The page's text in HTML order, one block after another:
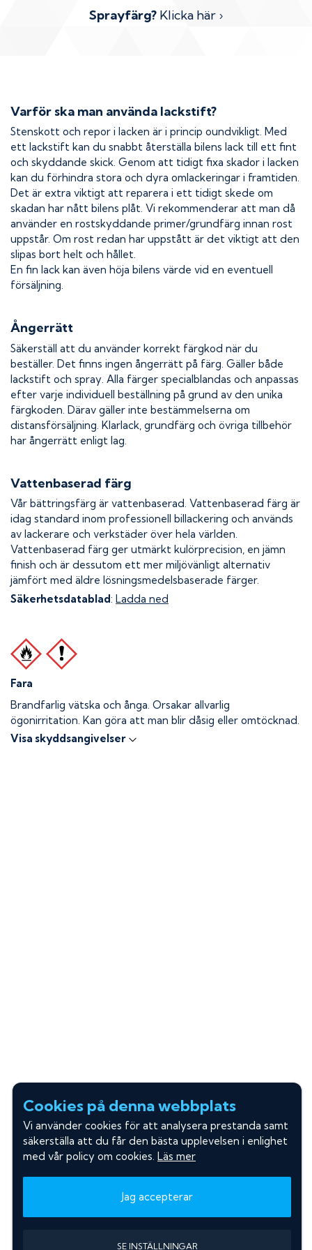
Sprayfärg? Klicka här ›
Varför ska man använda lackstift?
Stenskott och repor i lacken är i princip oundvikligt. Med
ett lackstift kan du snabbt återställa bilens lack till ett fint
och skyddande skick. Genom att tidigt fixa skador i lacken
kan du förhindra stora och dyra omlackeringar i framtiden.
Det är extra viktigt att reparera i ett tidigt skede om
skadan har nått bilens plåt. Vi rekommenderar att man då
använder en rostskyddande primer/grundfärg innan rost
uppstår. Om rost redan har uppstått är det viktigt att den
slipas bort helt och hållet.
En fin lack kan även höja bilens värde vid en eventuell
försäljning.
Ångerrätt
Säkerställ att du använder korrekt färgkod när du
beställer. Det finns ingen ångerrätt på färg. Gäller både
lackstift och spray. Alla färger specialblandas och anpassas
efter varje individuell beställning på grund av den unika
färgkoden. Därav gäller inte bestämmelserna om
distansförsäljning. Klarlack, grundfärg och övriga tillbehör
har ångerrätt enligt lag.
Vattenbaserad färg
Vår bättringsfärg är vattenbaserad. Vattenbaserad färg är
idag standard inom professionell billackering och används
av lackerare och verkstäder över hela världen.
Vattenbaserad färg ger utmärkt kulörprecision, en jämn
finish och är dessutom ett mer miljövänligt alternativ
jämfört med äldre lösningsmedelsbaserade färger.
Säkerhetsdatablad: Ladda ned
Fara
Brandfarlig vätska och ånga. Orsakar allvarlig
ögonirritation. Kan göra att man blir dåsig eller omtöcknad.
Visa skyddsangivelser
Cookies på denna webbplats
Vi använder cookies för att analysera prestanda samt
säkerställa att du får den bästa upplevelsen i enlighet
med vår policy om cookies. Läs mer
Jag accepterar
SE INSTÄLLNINGAR